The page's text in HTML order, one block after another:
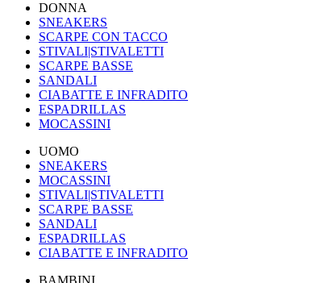
DONNA
SNEAKERS
SCARPE CON TACCO
STIVALI|STIVALETTI
SCARPE BASSE
SANDALI
CIABATTE E INFRADITO
ESPADRILLAS
MOCASSINI
UOMO
SNEAKERS
MOCASSINI
STIVALI|STIVALETTI
SCARPE BASSE
SANDALI
ESPADRILLAS
CIABATTE E INFRADITO
BAMBINI